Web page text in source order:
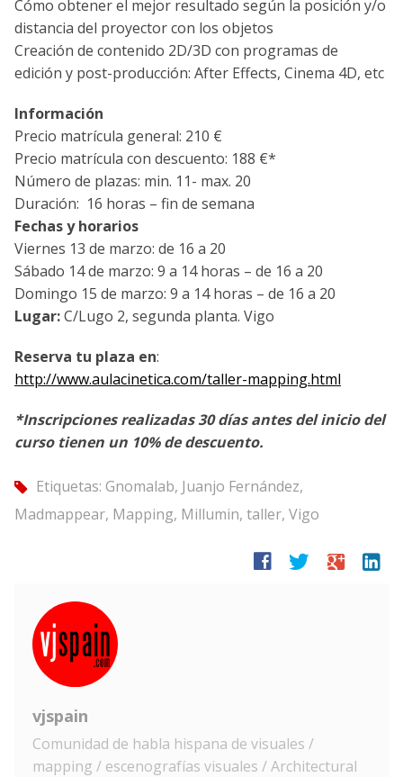
Cómo obtener el mejor resultado según la posición y/o
distancia del proyector con los objetos
Creación de contenido 2D/3D con programas de
edición y post-producción: After Effects, Cinema 4D, etc
Información
Precio matrícula general: 210 €
Precio matrícula con descuento: 188 €*
Número de plazas: min. 11- max. 20
Duración: 16 horas – fin de semana
Fechas y horarios
Viernes 13 de marzo: de 16 a 20
Sábado 14 de marzo: 9 a 14 horas – de 16 a 20
Domingo 15 de marzo: 9 a 14 horas – de 16 a 20
Lugar:C/Lugo 2, segunda planta. Vigo
Reserva tu plaza en:
http://www.aulacinetica.com/taller-mapping.html
*Inscripciones realizadas 30 días antes del inicio del
curso tienen un 10% de descuento.
tag Etiquetas: Gnomalab, Juanjo Fernández,
Madmappear, Mapping, Millumin, taller, Vigo
facebook twitter google linkedin
vjspain
Comunidad de habla hispana de visuales /
mapping / escenografías visuales / Architectural